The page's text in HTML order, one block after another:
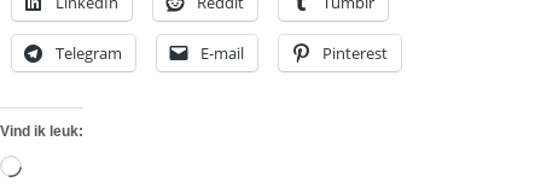
Telegram E-mail Pinterest
Vind ik leuk:
Aan